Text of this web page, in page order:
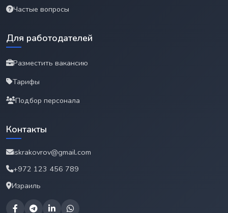
Частые вопросы
Для работодателей
Разместить вакансию
Тарифы
Подбор персонала
Контакты
iskrakovrov@gmail.com
+972 123 456 789
Израиль